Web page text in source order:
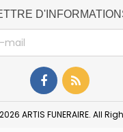
ARTIS FUNERAIRE. All